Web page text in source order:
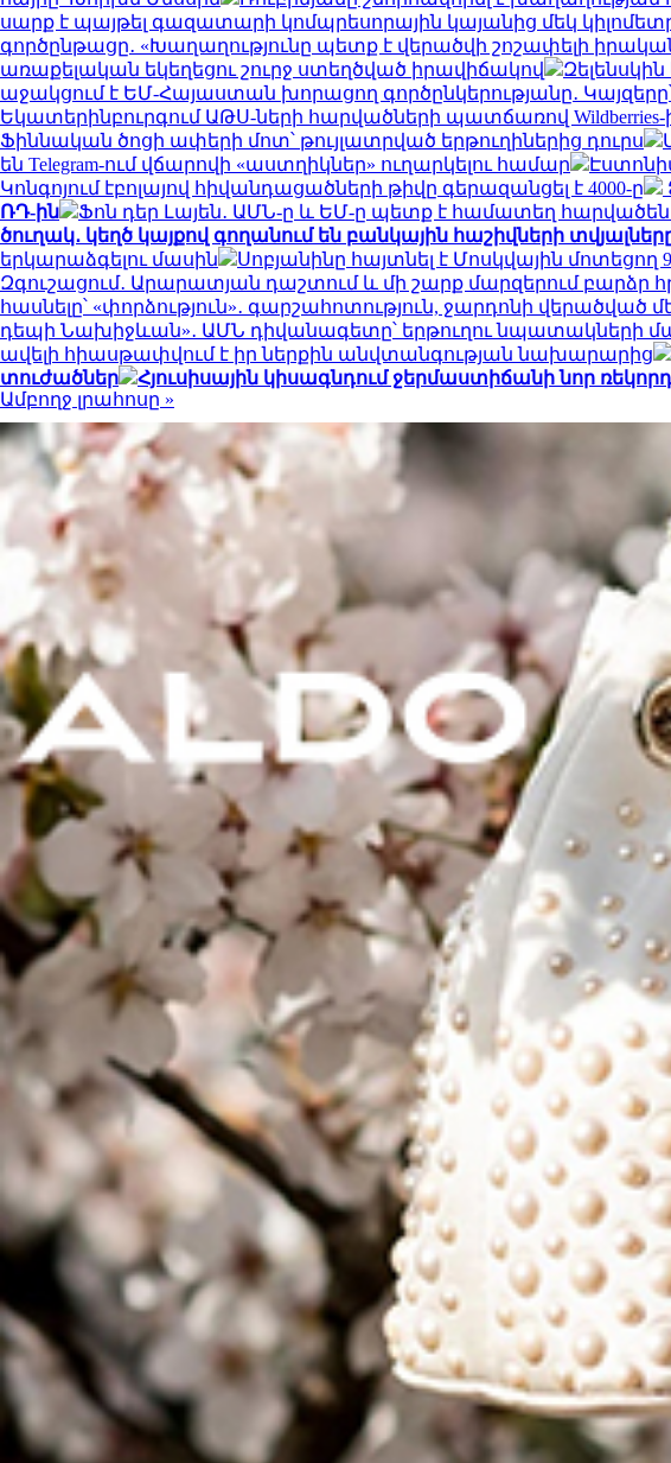
սարք է պայթել գազատարի կոմպրեսորային կայանից մեկ
գործընթացը․ «Խաղաղությունը պետք է վերածվի շոշափելի
առաքելական եկեղեցու շուրջ ստեղծված իրավիճակով
աջակցում է ԵՄ-Հայաստան խորացող գործընկերությանը․
Եկատերինբուրգում ԱԹՍ-ների հարվածների պատճառով
Ֆիննական ծոցի ափերի մոտ՝ թույլատրված երթուղիներից դուրս
են Telegram-ում վճարովի «աստղիկներ» ուղարկելու համար
Կոնգոյում էբոլայով հիվանդացածների թիվը գերազանցել է 4000-ը
ՌԴ-ին
Ֆոն դեր Լայեն․ ԱՄՆ-ը և ԵՄ-ը պետք է համատեղ հարվածեն
ծուղակ․ կեղծ կայքով գողանում են բանկային հաշիվների
երկարաձգելու մասին
Սոբյանինը հայտնել է Մոսկվային
Զգուշացում․ Արարատյան դաշտում և մի շարք մարզերում
հասնելը՝ «փորձություն»․ գարշահոտություն, ջարդոնի
դեպի Նախիջևան»․ ԱՄՆ դիվանագետը՝ երթուղու նպատակների
ավելի հիասթափվում է իր ներքին անվտանգության նախարարից
տուժածներ
Հյուսիսային կիսագնդում ջերմաստիճանի նոր
Ամբողջ լրահոսը »